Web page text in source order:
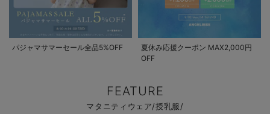
パジャマサマーセール全品5%OFF
夏休み応援クーポン MAX2,000円
OFF
FEATURE
マタニティウェア/授乳服/